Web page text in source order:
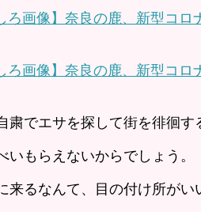
粛でエサを探して街を徘徊す
もらえないからでしょう。
来るなんて、目の付け所がい